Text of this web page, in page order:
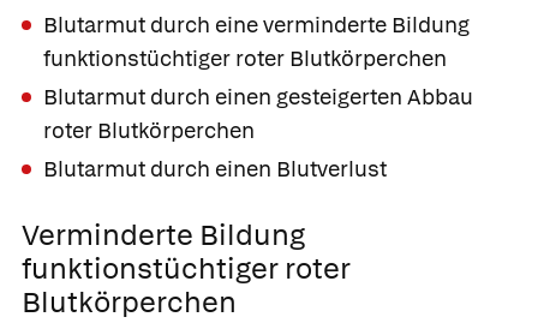
Blutarmut durch eine verminderte Bildung
funktionstüchtiger roter Blutkörperchen
Blutarmut durch einen gesteigerten Abbau
roter Blutkörperchen
Blutarmut durch einen Blutverlust
Verminderte Bildung
funktionstüchtiger roter
Blutkörperchen